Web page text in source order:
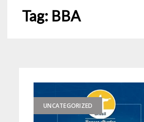
Tag: BBA
UNCATEGORIZED